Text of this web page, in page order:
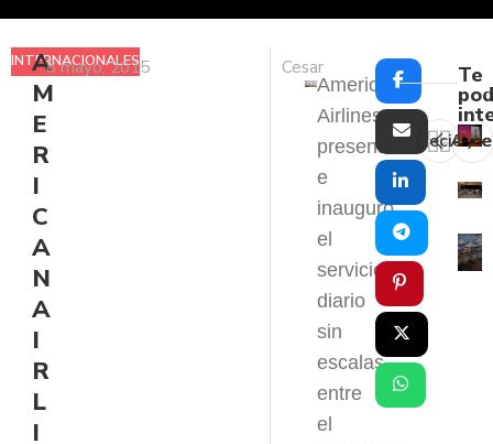
INTERNACIONALES
A
M
E
R
I
C
A
N
A
I
R
L
I
8 mayo, 2015
Cesar
American
Airlines
presentó
e
inauguró
el
servicio
diario
sin
escalas
entre
el
Reciente
Te